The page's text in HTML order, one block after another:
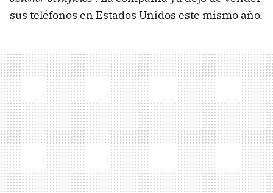
sus teléfonos en Estados Unidos este mismo año.